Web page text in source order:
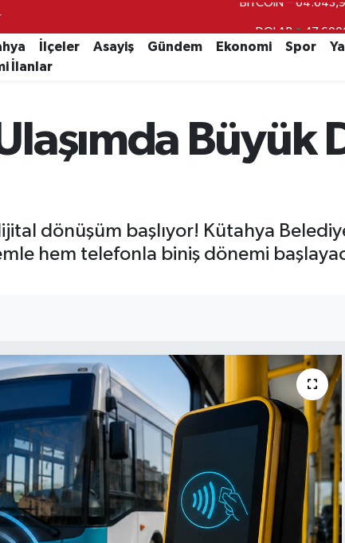
EURO
BİST100
BITCOIN
İlçeler Asayiş Gündem Ekonomi Spor
İlanlar
Büyük
dönüşüm başlıyor! Kütahya
hem telefonla biniş dönemi